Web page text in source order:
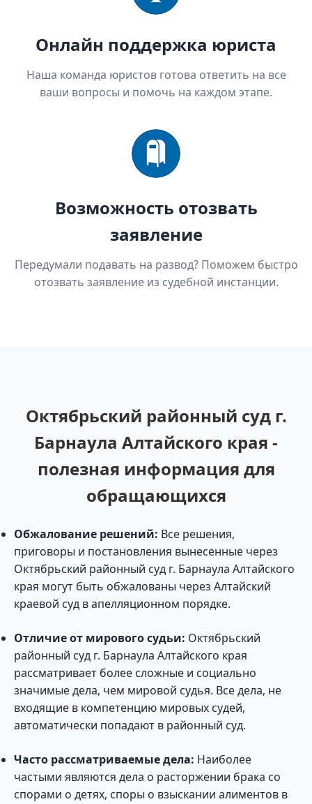
Онлайн поддержка юриста
Наша команда юристов готова ответить на все
ваши вопросы и помочь на каждом этапе.
Возможность отозвать
заявление
Передумали подавать на развод? Поможем быстро
отозвать заявление из судебной инстанции.
Октябрьский районный суд г.
Барнаула Алтайского края -
полезная информация для
обращающихся
Обжалование решений: Все решения,
приговоры и постановления вынесенные через
Октябрьский районный суд г. Барнаула Алтайского
края могут быть обжалованы через Алтайский
краевой суд в апелляционном порядке.
Отличие от мирового судьи: Октябрьский
районный суд г. Барнаула Алтайского края
рассматривает более сложные и социально
значимые дела, чем мировой судья. Все дела, не
входящие в компетенцию мировых судей,
автоматически попадают в районный суд.
Часто рассматриваемые дела: Наиболее
частыми являются дела о расторжении брака со
спорами о детях, споры о взыскании алиментов в